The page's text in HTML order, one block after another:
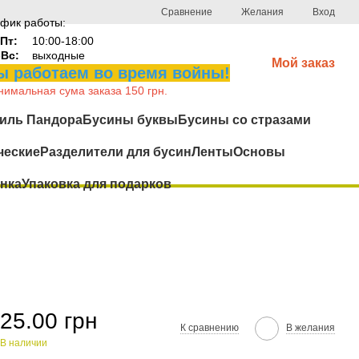
Сравнение Желания Вход
работы:
10:00-18:00
выходные
работаем во время войны!
сума заказа 150 грн.
Мой заказ
ПандораБусины буквы Бусины со стразами
Разделители для бусинЛентыОсновы
Упаковка для подарков
25.00 грн
В наличии
К сравнению В желания